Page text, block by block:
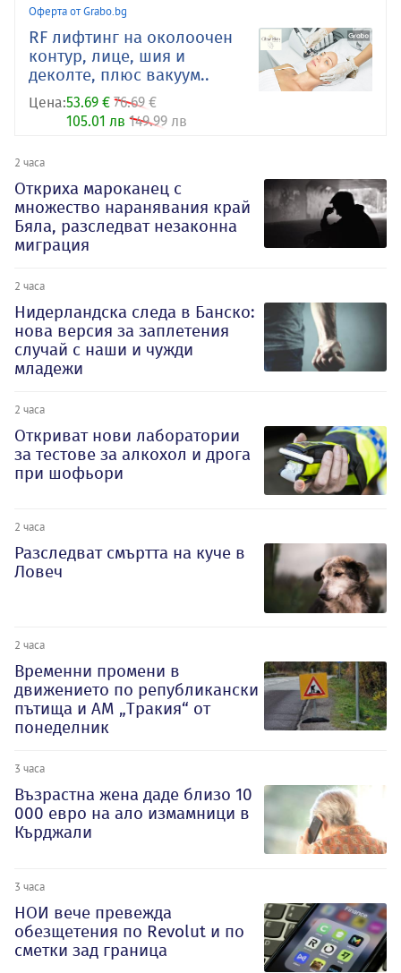
Оферта от Grabo.bg
RF лифтинг на околоочен
контур, лице, шия и
деколте, плюс вакуум..
Цена:53.69 € 76.69 €
105.01 лв 149.99 лв
2 часа
Откриха мароканец с
множество наранявания край
Бяла, разследват незаконна
миграция
2 часа
Нидерландска следа в Банско:
нова версия за заплетения
случай с наши и чужди
младежи
2 часа
Откриват нови лаборатории
за тестове за алкохол и дрога
при шофьори
2 часа
Разследват смъртта на куче в
Ловеч
2 часа
Временни промени в
движението по републикански
пътища и АМ „Тракия“ от
понеделник
3 часа
Възрастна жена даде близо 10
000 евро на ало измамници в
Кърджали
3 часа
НОИ вече превежда
обезщетения по Revolut и по
сметки зад граница